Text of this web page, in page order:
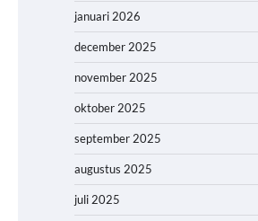
januari 2026
december 2025
november 2025
oktober 2025
september 2025
augustus 2025
juli 2025